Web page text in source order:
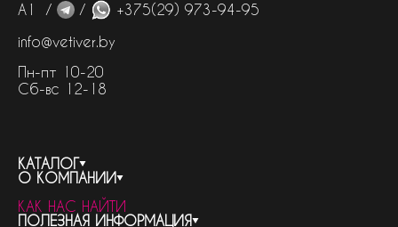
А1 /
/
+375(29) 973-94-95
info@vetiver.by
Пн-пт 10-20
Сб-вс 12-18
КАТАЛОГ
весь каталог
бренды
О КОМПАНИИ
контакты
КАК НАС НАЙТИ
ПОЛЕЗНАЯ ИНФОРМАЦИЯ